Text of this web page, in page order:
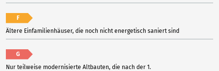
F
Ältere Einfamilienhäuser, die noch nicht energetisch saniert sind
G
Nur teilweise modernisierte Altbauten, die nach der 1.